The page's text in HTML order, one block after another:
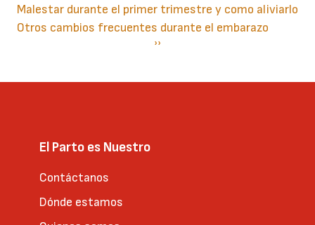
Malestar durante el primer trimestre y como aliviarlo
Otros cambios frecuentes durante el embarazo
Siguiente
››
El Parto es Nuestro
Contáctanos
Dónde estamos